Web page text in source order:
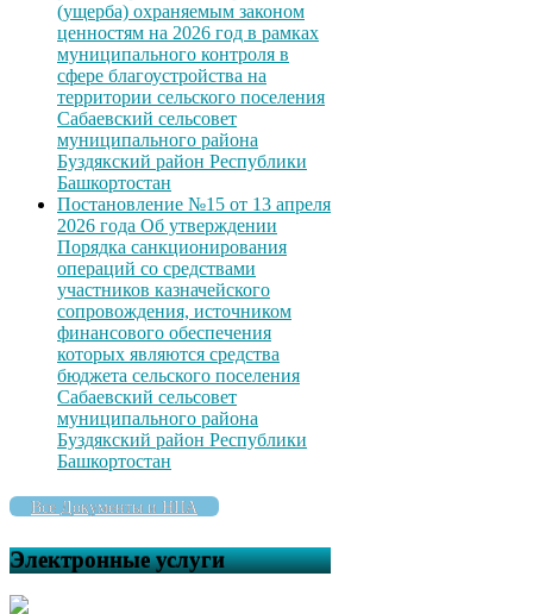
(ущерба) охраняемым законом
ценностям на 2026 год в рамках
муниципального контроля в
сфере благоустройства на
территории сельского поселения
Сабаевский сельсовет
муниципального района
Буздякский район Республики
Башкортостан
Постановление №15 от 13 апреля
2026 года Об утверждении
Порядка санкционирования
операций со средствами
участников казначейского
сопровождения, источником
финансового обеспечения
которых являются средства
бюджета сельского поселения
Сабаевский сельсовет
муниципального района
Буздякский район Республики
Башкортостан
Все Документы и НПА
Электронные услуги